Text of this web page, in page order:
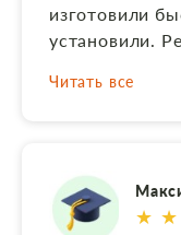
изготовили
установили.
Читать все
★